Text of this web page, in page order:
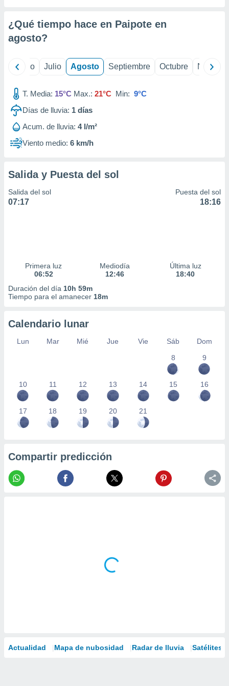
e
mediante
publicidad
publicidad
de
1199
¿Qué tiempo hace en Paipote en
agosto?
Junio Julio Agosto Septiembre Octubre
T. Media: 15°C Max.: 21°C Min: 9°C
Días de lluvia: 1 días
Acum. de lluvia: 4 l/m²
Viento medio: 6 km/h
Salida y Puesta del sol
Salida del sol
07:17
Puesta del sol
18:16
Primera luz
06:52
Mediodía
12:46
Última luz
18:40
Duración del día 10h 59m
Tiempo para el amanecer 18m
Calendario lunar
Lun Mar Mié Jue Vie Sáb
Dom
8
9
10 11 12 13 14 15 16
17 18 19 20 21
Compartir predicción
Actualidad Mapa de nubosidad Radar de lluvia Satélites